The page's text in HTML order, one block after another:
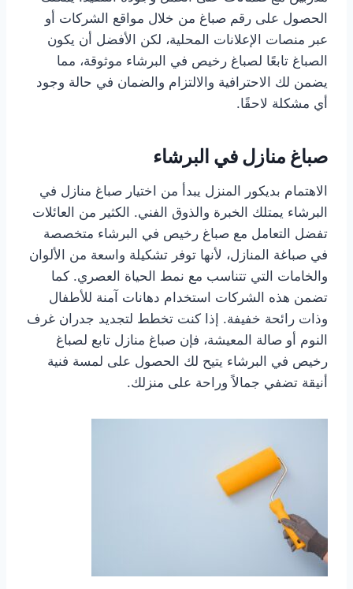
الحصول على رقم صباغ من خلال مواقع الشركات أو
عبر منصات الإعلانات المحلية، لكن الأفضل أن يكون
الصباغ تابعًا لصباغ رخيص في البرشاء موثوقة، مما
يضمن لك الاحترافية والالتزام والضمان في حالة وجود
أي مشكلة لاحقًا.
صباغ منازل في البرشاء
الاهتمام بديكور المنزل يبدأ من اختيار صباغ منازل في
البرشاء يمتلك الخبرة والذوق الفني. الكثير من العائلات
تفضل التعامل مع صباغ رخيص في البرشاء متخصصة
في صباغة المنازل، لأنها توفر تشكيلة واسعة من الألوان
والخامات التي تتناسب مع نمط الحياة العصري. كما
تضمن هذه الشركات استخدام دهانات آمنة للأطفال
وذات رائحة خفيفة. إذا كنت تخطط لتجديد جدران غرف
النوم أو صالة المعيشة، فإن صباغ منازل تابع لصباغ
رخيص في البرشاء يتيح لك الحصول على لمسة فنية
أنيقة تضفي جمالاً وراحة على منزلك.